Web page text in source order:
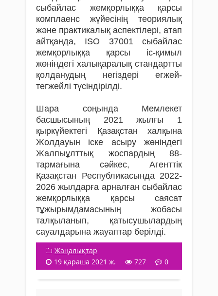
сыбайлас жемқорлыққа қарсы
комплаенс жүйесінің теориялық
және практикалық аспектілері, атап
айтқанда, ISO 37001 сыбайлас
жемқорлыққа қарсы іс-қимыл
жөніндегі халықаралық стандартты
қолданудың негіздері егжей-
тегжейлі түсіндірілді.
Шара соңында Мемлекет
басшысының 2021 жылғы 1
қыркүйектегі Қазақстан халқына
Жолдауын іске асыру жөніндегі
Жалпыұлттық жоспардың 88-
тармағына сәйкес, Агенттік
Қазақстан Республикасында 2022-
2026 жылдарға арналған сыбайлас
жемқорлыққа қарсы саясат
тұжырымдамасының жобасы
талқыланып, қатысушылардың
сауалдарына жауаптар берілді.
Жаңалықтар
19 қараша 2021 ж.
727 0